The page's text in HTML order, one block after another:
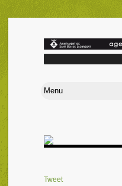
Tweet